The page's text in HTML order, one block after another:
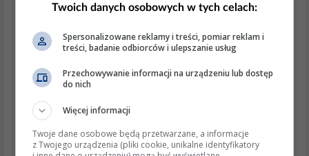
testy od niskich obrotów, stopniowo zwiększając
aby uniknąć przegrzania.
Aktualne informacje i trendy
Zgodnie z najnowszymi informacjami z odpowiedzi
online, silniki bezszczotkowe z pralek wymagają
specjalistycznych sterowników, które zarządzają fazami
Twoich danych osobowych w tych celach:
Spersonalizowane reklamy i treści, pomiar reklam i
treści, badanie odbiorców i ulepszanie usług
Przechowywanie informacji na urządzeniu lub dostęp
do nich
Więcej informacji
Twoje dane osobowe będą przetwarzane, a informacje
z Twojego urządzenia (pliki cookie, unikalne identyfikatory